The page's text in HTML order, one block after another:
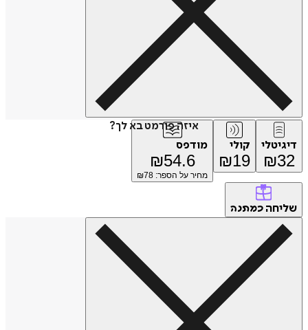
איזה פורמט בא לך?
דיגיטלי
₪32
קולי
₪19
מודפס
₪54.6
מחיר על הספר: ₪ 78
שליחה כמתנה